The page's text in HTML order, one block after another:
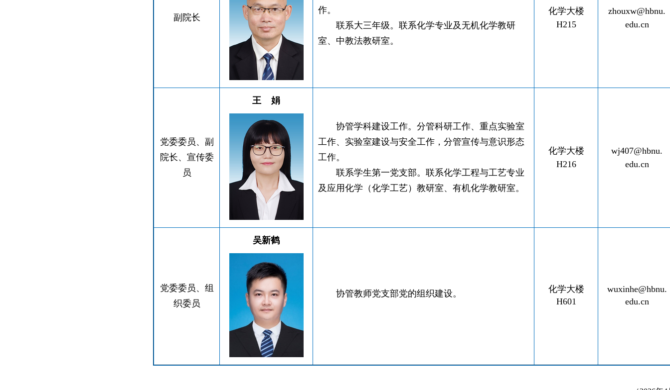
副院长
作。
联系大三年级。联系化学专业及无机化学教研
室、中教法教研室。
化学大楼
H215
zhouxw@hbnu.
edu.cn
党委委员、副
院长、宣传委
员
王 娟
协管学科建设工作。分管科研工作、重点实验室
工作、实验室建设与安全工作，分管宣传与意识形态
工作。
联系学生第一党支部。联系化学工程与工艺专业
及应用化学（化学工艺）教研室、有机化学教研室。
化学大楼
H216
wj407@hbnu.
edu.cn
党委委员、组
织委员
吴新鹤
协管教师党支部党的组织建设。
化学大楼
H601
wuxinhe@hbnu.
edu.cn